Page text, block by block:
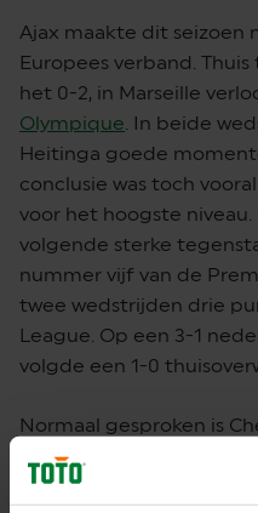
Ajax maakte dit seizoen
Europees verband.
het 0-2, in Marseille
Olympique. In beide
Heitinga goede
conclusie was toch
voor het hoogste
volgende sterke
nummer vijf van de
twee wedstrijden drie
League. Op een 3-1
volgde een 1-0
Normaal gesproken is
voor het huidige Ajax,
moet doen zonder de